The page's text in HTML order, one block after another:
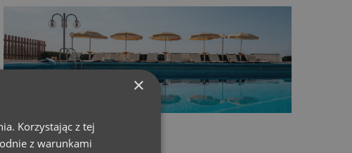
×
Korzystając z tej
z warunkami